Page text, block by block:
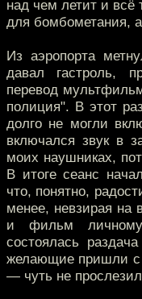
над чем летит и всё
для бомбометания,
Из аэропорта
давал гастроль,
перевод
полиция". В этот
долго не могли
включался звук в
моих наушниках,
В итоге сеанс
что, понятно,
менее, невзирая на
и фильм личному
состоялась
желающие пришли с
— чуть не